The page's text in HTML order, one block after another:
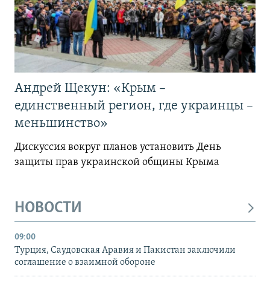
Андрей Щекун: «Крым –
единственный регион, где украинцы –
меньшинство»
Дискуссия вокруг планов установить День
защиты прав украинской общины Крыма
НОВОСТИ
09:00
Турция, Саудовская Аравия и Пакистан заключили
соглашение о взаимной обороне